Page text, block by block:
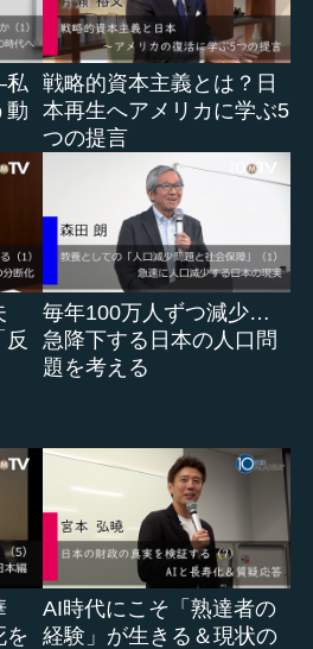
に入るのですが、ペンを通じて政
ました。この志はまだ寸志で、
のかな志から寸志にはなってい
行くには、まだ飛躍があるので
松下政経塾一期生募集の広告を
。地盤、看板、鞄はないけれど
の志一つでチャレンジしてみよ
政経塾だったということです。
ティカルメモリーというか、自
私
動
戦略的資本主義とは？日
本再生へアメリカに学ぶ5
つの提言
毎年100万人ずつ減少…
急降下する日本の人口問
題を考える
AI時代にこそ「熟達者の
経験」が生きる＆現状の